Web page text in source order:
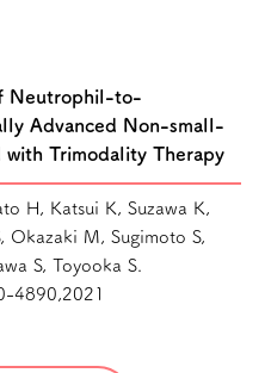
Neutrophil-to-
Advanced Non-small-
Trimodality Therapy
H, Katsui K, Suzawa K,
Okazaki M, Sugimoto S,
S, Toyooka S.
4890,2021